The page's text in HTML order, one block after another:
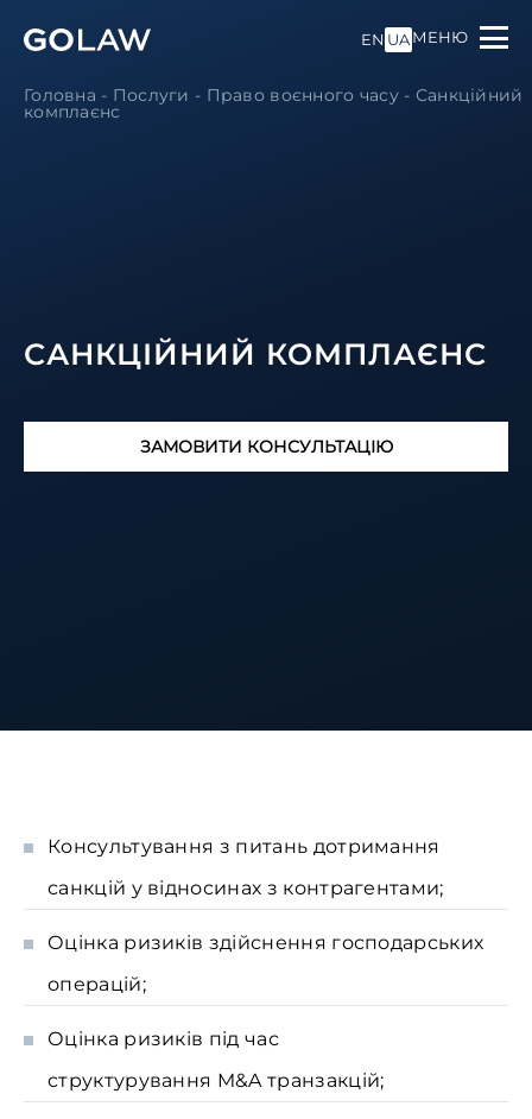
EN UAМЕНЮ
Головна - Послуги - Право воєнного часу- Санкційний
комплаєнс
САНКЦІЙНИЙ КОМПЛАЄНС
ЗАМОВИТИ КОНСУЛЬТАЦІЮ
Консультування з питань дотримання
санкцій у відносинах з контрагентами;
Оцінка ризиків здійснення господарських
операцій;
Оцінка ризиків під час
структурування M&A транзакцій;